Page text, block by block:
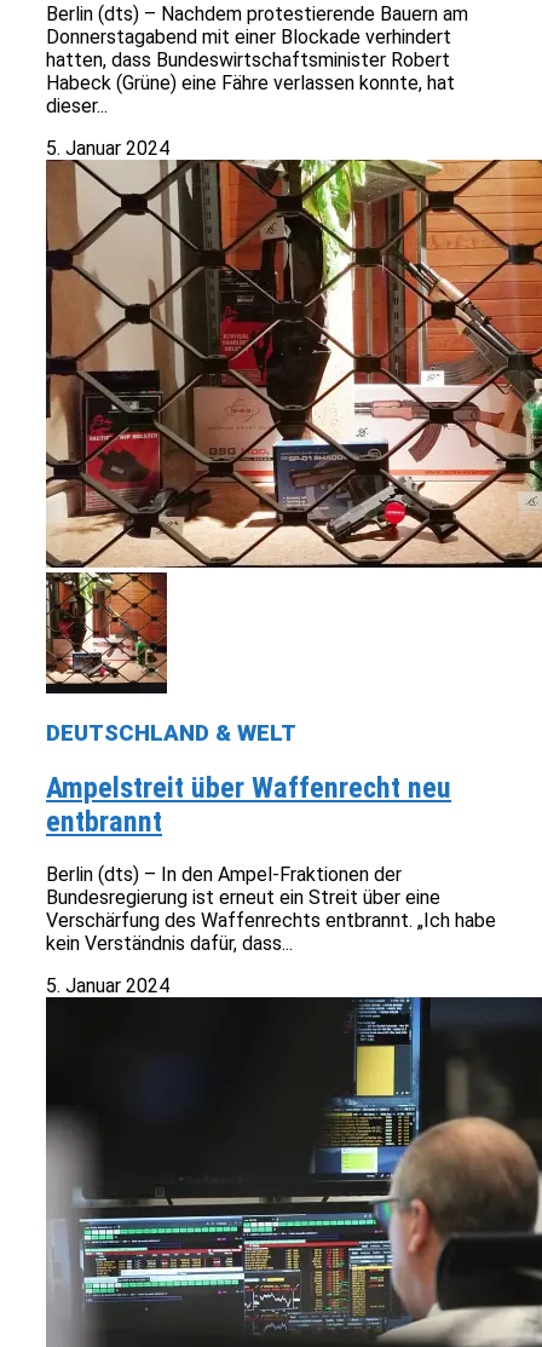
Berlin (dts) – Nachdem protestierende Bauern am
Donnerstagabend mit einer Blockade verhindert
hatten, dass Bundeswirtschaftsminister Robert
Habeck (Grüne) eine Fähre verlassen konnte, hat
dieser...
5. Januar 2024
DEUTSCHLAND & WELT
Ampelstreit über Waffenrecht neu
entbrannt
Berlin (dts) – In den Ampel-Fraktionen der
Bundesregierung ist erneut ein Streit über eine
Verschärfung des Waffenrechts entbrannt. „Ich habe
kein Verständnis dafür, dass...
5. Januar 2024